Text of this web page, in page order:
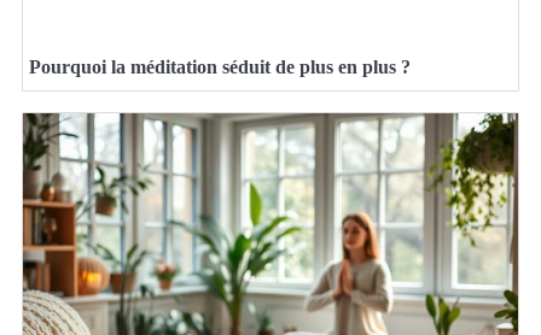
Pourquoi la méditation séduit de plus en plus ?